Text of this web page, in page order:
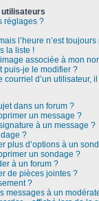
utilisateurs
réglages ?
l’heure n’est
la liste !
associée à mon
puis-je le modifier ?
d’un utilisateur,
dans un forum ?
un message ?
à un message ?
?
plus d’options à un
un sondage ?
à un forum ?
de pièces jointes ?
?
messages à un